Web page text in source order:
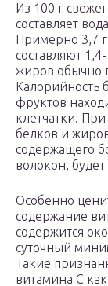
Из 100 г
составляет
Примерно 3,7
составляют
жиров обычно
Калорийность
фруктов
клетчатки.
белков и
содержащего
волокон,
Особенно
содержание
содержится
суточный
Такие
витамина C